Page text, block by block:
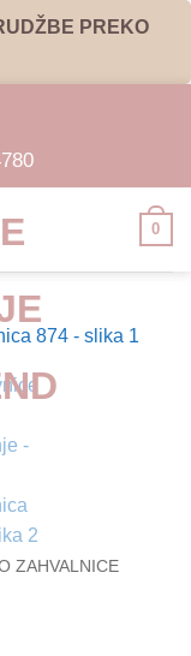
PREKO
0
ZAHVALNICE